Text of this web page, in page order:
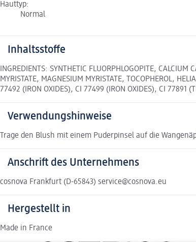
Hauttyp:
Normal
Inhaltsstoffe
INGREDIENTS: SYNTHETIC FLUORPHLOGOPITE, CALCIUM
MYRISTATE, MAGNESIUM MYRISTATE, TOCOPHEROL,
77492 (IRON OXIDES), CI 77499 (IRON OXIDES), CI 77891
Verwendungshinweise
Trage den Blush mit einem Puderpinsel auf die
Anschrift des Unternehmens
cosnova Frankfurt (D-65843) service@cosnova.eu
Hergestellt in
Made in France